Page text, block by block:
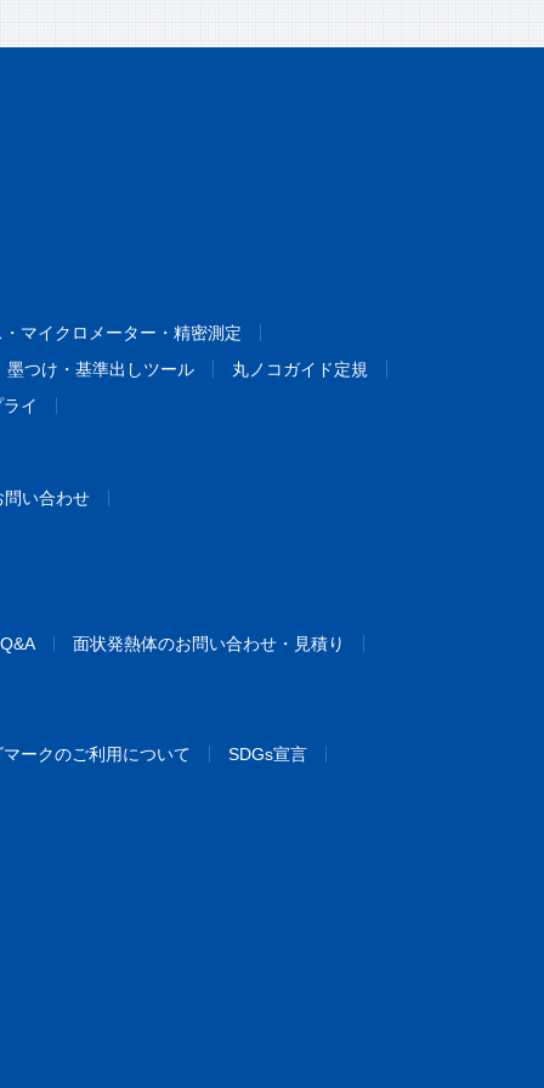
・マイクロメーター・精密測定
墨つけ・基準出しツール
丸ノコガイド定規
イ
問い合わせ
面状発熱体のお問い合わせ・見積り
マークのご利用について SDGs宣言